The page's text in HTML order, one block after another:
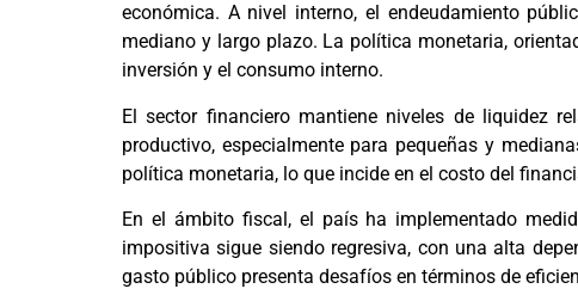
económica. A nivel interno, el endeudamiento
mediano y largo plazo. La política monetaria,
inversión y el consumo interno.
El sector financiero mantiene niveles de liquidez
productivo, especialmente para pequeñas y
política monetaria, lo que incide en el costo del
En el ámbito fiscal, el país ha implementado
impositiva sigue siendo regresiva, con una alta
gasto público presenta desafíos en términos de